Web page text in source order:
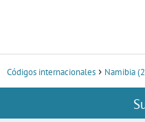
Códigos internacionales Namibia